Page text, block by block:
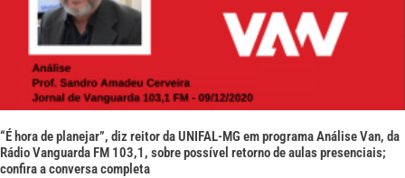
“É hora de planejar”, diz reitor da UNIFAL-MG em programa Análise Van, da
Rádio Vanguarda FM 103,1, sobre possível retorno de aulas presenciais;
confira a conversa completa